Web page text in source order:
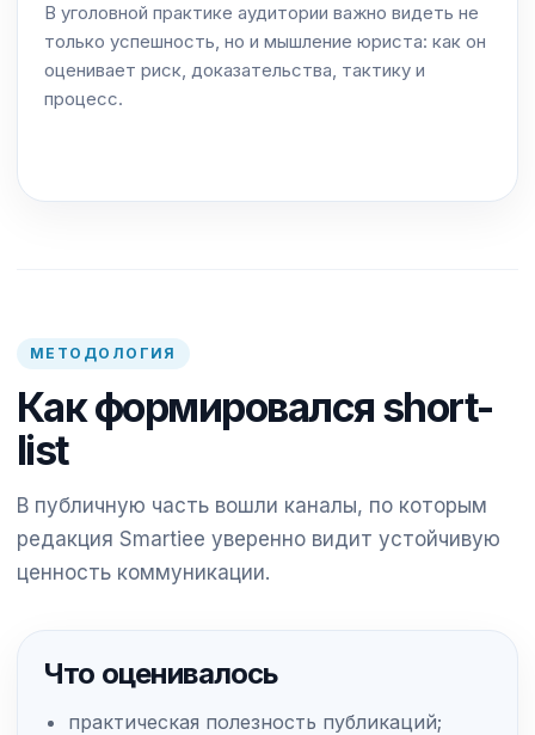
В уголовной практике аудитории важно видеть не
только успешность, но и мышление юриста: как он
оценивает риск, доказательства, тактику и
процесс.
МЕТОДОЛОГИЯ
Как формировался short-
list
В публичную часть вошли каналы, по которым
редакция Smartiee уверенно видит устойчивую
ценность коммуникации.
Что оценивалось
практическая полезность публикаций;